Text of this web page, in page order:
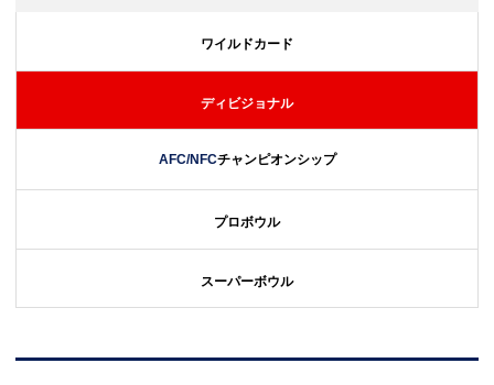
ワイルドカード
ディビジョナル
AFC/NFCチャンピオンシップ
プロボウル
スーパーボウル